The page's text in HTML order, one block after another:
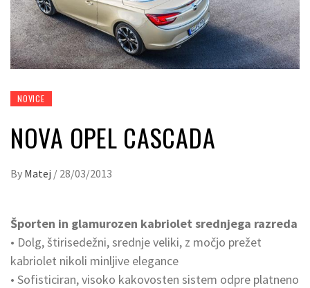
NOVICE
NOVA OPEL CASCADA
By Matej / 28/03/2013
Športen in glamurozen kabriolet srednjega razreda
• Dolg, štirisedežni, srednje veliki, z močjo prežet
kabriolet nikoli minljive elegance
• Sofisticiran, visoko kakovosten sistem odpre platneno